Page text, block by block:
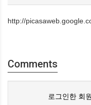
http://
Comments
로그인한 회